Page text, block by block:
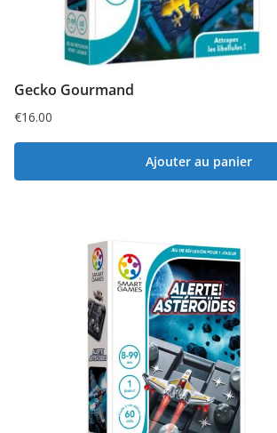
Gecko Gourmand
€16.00
Ajouter au panier